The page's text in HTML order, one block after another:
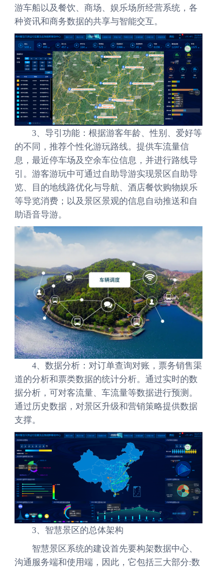
游车船以及餐饮、商场、娱乐场所经营系统，各
种资讯和商务数据的共享与智能交互。
3、导引功能：根据游客年龄、性别、爱好等
的不同，推荐个性化游玩路线。提供车流量信
息，最近停车场及空余车位信息，并进行路线导
引。游客游玩中可通过自助导游实现景区自助导
览、目的地线路优化与导航、酒店餐饮购物娱乐
等导览消费；以及景区景观的信息自动推送和自
助语音导游。
4、数据分析：对订单查询对账，票务销售渠
道的分析和票类数据的统计分析。通过实时的数
据分析，可对客流量、车流量等数据进行预测。
通过历史数据，对景区升级和营销策略提供数据
支撑。
3、智慧景区的总体架构
智慧景区系统的建设首先要构架数据中心、
沟通服务端和使用端，因此，它包括三大部分:数